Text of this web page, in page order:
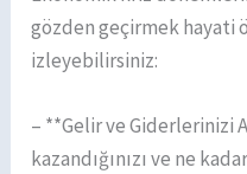
gözden geçirmek hayati
izleyebilirsiniz:
– **Gelir ve Giderlerinizi
kazandığınızı ve ne